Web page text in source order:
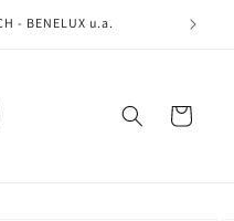
- BENELUX u.a.
Warenkorb